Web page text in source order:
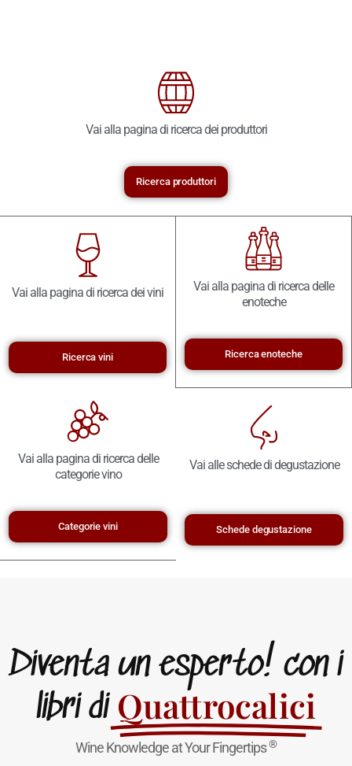
Vai alla pagina di ricerca dei produttori
Ricerca produttori
Vai alla pagina di ricerca dei vini
Ricerca vini
Vai alla pagina di ricerca delle
enoteche
Ricerca enoteche
Vai alla pagina di ricerca delle
categorie vino
Categorie vini
Vai alle schede di degustazione
Schede degustazione
Diventa un esperto! con i
libri di Quattrocalici
Wine Knowledge at Your Fingertips®